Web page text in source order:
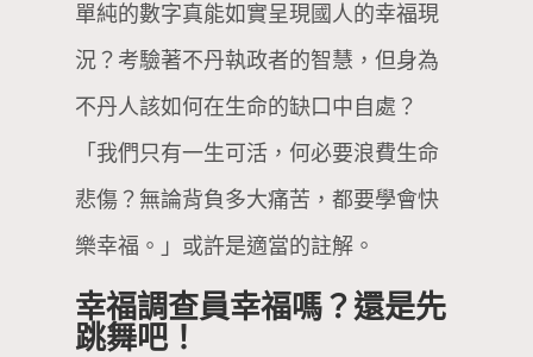
單純的數字真能如實呈現國人的幸福現
況？考驗著不丹執政者的智慧，但身為
不丹人該如何在生命的缺口中自處？
「我們只有一生可活，何必要浪費生命
悲傷？無論背負多大痛苦，都要學會快
樂幸福。」或許是適當的註解。
幸福調查員幸福嗎？還是先
跳舞吧！